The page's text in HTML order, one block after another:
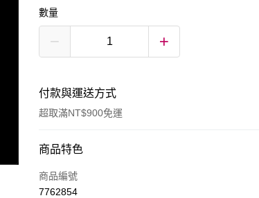
數量
付款與運送方式
超取滿NT$900免運
付款方式
信用卡一次付款
商品特色
商品編號
7762854